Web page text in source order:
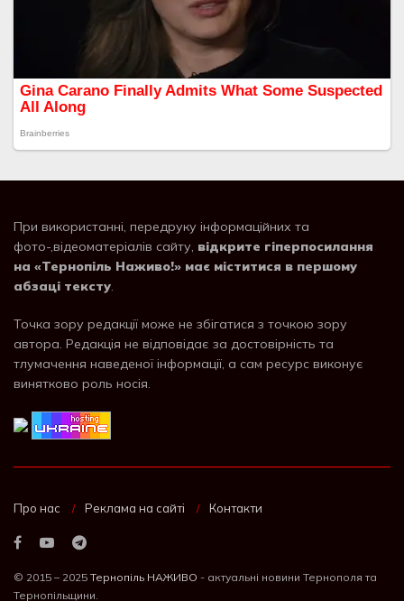
При використанні, передруку інформаційних та
фото-,відеоматеріалів сайту, відкрите гіперпосилання
на «Тернопіль Наживо!» має міститися в першому
абзаці тексту.
Точка зору редакції може не збігатися з точкою зору
автора. Редакція не відповідає за достовірність та
тлумачення наведеної інформації, а сам ресурс виконує
винятково роль носія.
Про нас Реклама на сайті Контакти
© 2015 – 2025 Тернопіль НАЖИВО - актуальні новини Тернополя та
Тернопільщини.